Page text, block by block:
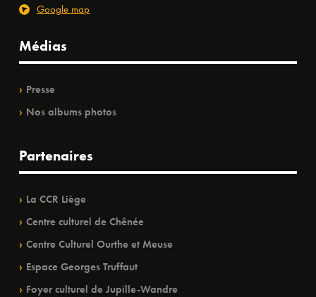
Google map
Médias
Presse
Nos albums photos
Partenaires
La CCR Liège
Centre culturel de Chênée
Centre Culturel Ourthe et Meuse
Espace Georges Truffaut
Foyer culturel de Jupille-Wandre